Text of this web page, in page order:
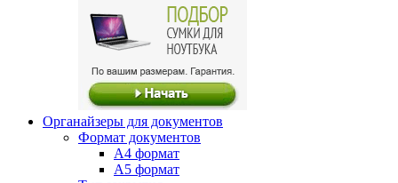
Органайзеры для документов
Формат документов
А4 формат
А5 формат